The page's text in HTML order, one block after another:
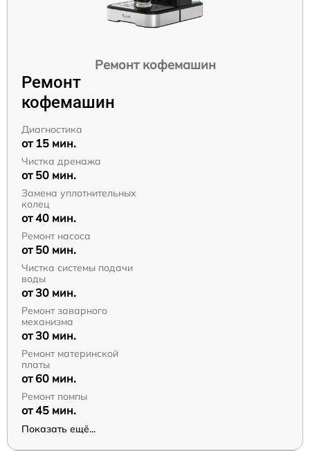
Ремонт кофемашин
Ремонт
кофемашин
Диагностика
от 15 мин.
Чистка дренажа
от 50 мин.
Замена уплотнительных
колец
от 40 мин.
Ремонт насоса
от 50 мин.
Чистка системы подачи
воды
от 30 мин.
Ремонт заварного
механизма
от 30 мин.
Ремонт материнской
платы
от 60 мин.
Ремонт помпы
от 45 мин.
Показать ещё...